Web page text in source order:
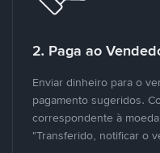
2. Paga ao
Enviar dinheiro para o
pagamento sugeridos.
correspondente à
"Transferido, notificar o